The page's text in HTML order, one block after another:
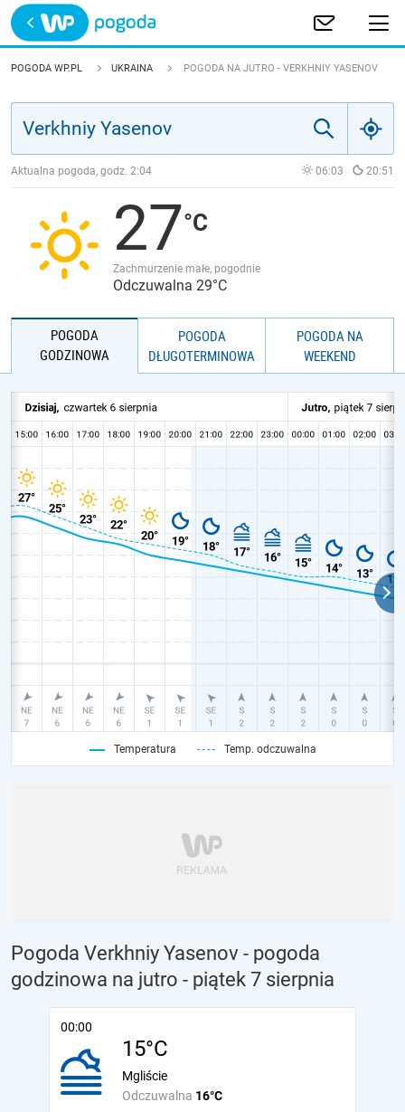
Trwa ładowanie
POLSKA
JAKOŚĆ POWIETRZA
POGODA WP.PL UKRAINA POGODA NA JUTRO - VERKHNIY YASENOV
Aktualna pogoda, godz. 2:04 06:03 20:51
27
Zachmurzenie małe, pogodnie
Odczuwalna 29°C
POGODA
GODZINOWA
POGODA
DŁUGOTERMINOWA
POGODA NA
WEEKEND
Temperatura Temp. odczuwalna
Pogoda Verkhniy Yasenov - pogoda
godzinowa na jutro - piątek 7 sierpnia
00:00
15°C
Odczuwalna 16°C
Mgliście